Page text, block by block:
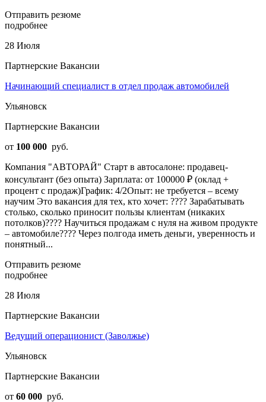
Отправить резюме
подробнее
28 Июля
Партнерские Вакансии
Начинающий специалист в отдел продаж автомобилей
Ульяновск
Партнерские Вакансии
от 100 000 руб.
Компания "АВТОРАЙ" Старт в автосалоне: продавец-
консультант (без опыта) Зарплата: от 100000 ₽ (оклад +
процент с продаж)График: 4/2Опыт: не требуется – всему
научим Это вакансия для тех, кто хочет: ???? Зарабатывать
столько, сколько приносит пользы клиентам (никаких
потолков)???? Научиться продажам с нуля на живом продукте
– автомобиле???? Через полгода иметь деньги, уверенность и
понятный...
Отправить резюме
подробнее
28 Июля
Партнерские Вакансии
Ведущий операционист (Заволжье)
Ульяновск
Партнерские Вакансии
от 60 000 руб.